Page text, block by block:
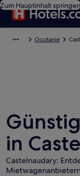
Zum Hauptinhalt springen
Occitanie
in
Castelnaudary: